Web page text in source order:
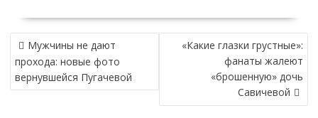
НАВИГАЦИЯ
ПО
ЗАПИСЯМ
Мужчины не дают
прохода: новые фото
вернувшейся Пугачевой
«Какие глазки грустные»:
фанаты жалеют
«брошенную» дочь
Савичевой